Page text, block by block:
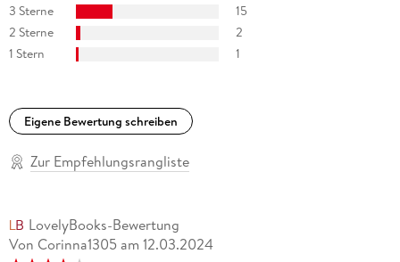
3 Sterne
15
2 Sterne
2
1 Stern
1
Eigene Bewertung schreiben
Zur Empfehlungsrangliste
LovelyBooks-Bewertung
Von Corinna1305 am 12.03.2024